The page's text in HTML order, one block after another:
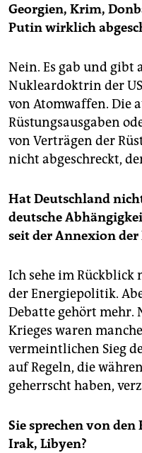
Georgien, Krim,
Putin wirklich
Nein. Es gab und gibt
Nukleardoktrin der
von Atomwaffen. Die
Rüstungsausgaben
von Verträgen der
nicht abgeschreckt,
Hat Deutschland
deutsche
seit der Annexion der
Ich sehe im Rückblick
der Energiepolitik.
Debatte gehört mehr.
Krieges waren
vermeintlichen Sieg
auf Regeln, die
geherrscht haben,
Sie sprechen von
Irak, Libyen?